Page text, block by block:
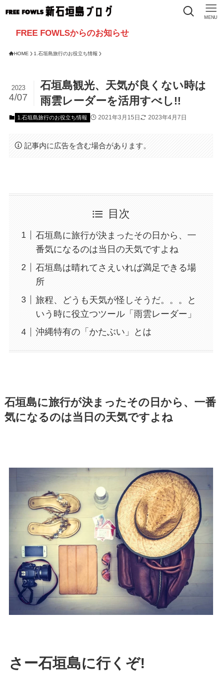
MENU
からのお知らせ
HOME 1.石垣島旅行のお役立ち情報
石垣島観光、天気が良くない時は
雨雲レーダーを活用すべし!!
2023
4/07
1.石垣島旅行のお役立ち情報 2021年3月15日 2023年4月7日
記事内に広告を含む場合があります。
目次
石垣島に旅行が決まったその日から、一
番気になるのは当日の天気ですよね
石垣島は晴れてさえいれば満足できる場
所
旅程、どうも天気が怪しそうだ。。。と
いう時に役立つツール「雨雲レーダー」
沖縄特有の「かたぶい」とは
石垣島に旅行が決まったその日から、一番
気になるのは当日の天気ですよね
さー石垣島に行くぞ!